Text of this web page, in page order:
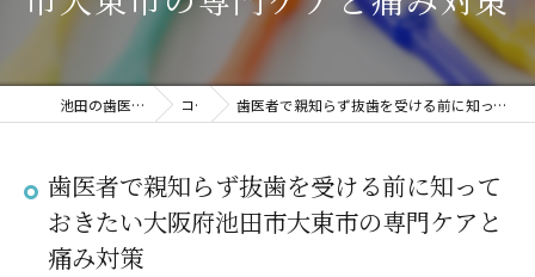
池田の歯医者ならつしま歯科 コラム 歯医者で親知らず抜歯を受ける前に知っておきたい大阪府池田市大東市の専門ケアと痛み対策
歯医者で親知らず抜歯を受ける前に知って
おきたい大阪府池田市大東市の専門ケアと
痛み対策